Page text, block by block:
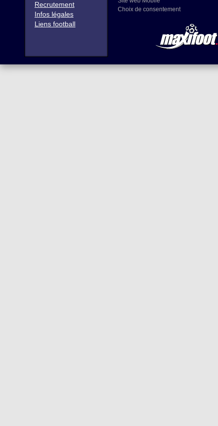
Recrutement
Infos légales
Liens football
Choix de consentement